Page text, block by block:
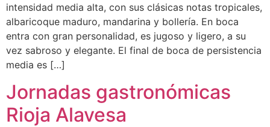
intensidad media alta, con sus clásicas notas tropicales,
albaricoque maduro, mandarina y bollería. En boca
entra con gran personalidad, es jugoso y ligero, a su
vez sabroso y elegante. El final de boca de persistencia
media es […]
Jornadas gastronómicas
Rioja Alavesa